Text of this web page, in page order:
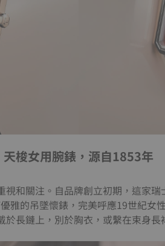
天梭女用腕錶，源自1853年
視和關注。自品牌創立初期，這家
雅的吊墜懷錶，完美呼應19世紀女
於長鏈上，別於胸衣，或繫在束身長